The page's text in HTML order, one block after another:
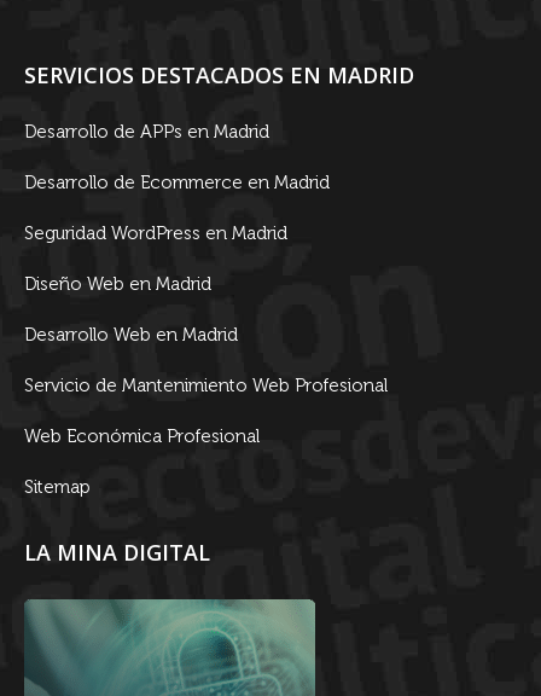
SERVICIOS DESTACADOS EN MADRID
Desarrollo de APPs en Madrid
Desarrollo de Ecommerce en Madrid
Seguridad WordPress en Madrid
Diseño Web en Madrid
Desarrollo Web en Madrid
Servicio de Mantenimiento Web Profesional
Web Económica Profesional
Sitemap
LA MINA DIGITAL